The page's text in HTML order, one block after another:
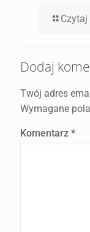
Czytaj
Dodaj
Twój adres
Wymagane
Komentarz *